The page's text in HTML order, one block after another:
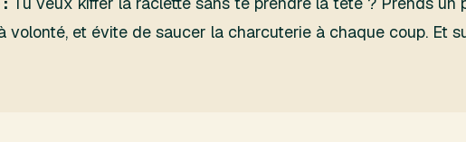
volonté, et évite de saucer la charcuterie à chaque coup. Et